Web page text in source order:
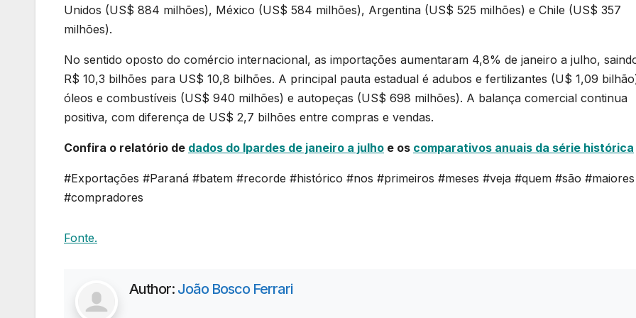
Unidos (US$ 884 milhões), México (US$ 584 milhões), Argentina (US$ 525 milhões) e Chile (US$ 357
milhões).
No sentido oposto do comércio internacional, as importações aumentaram 4,8% de janeiro a julho,
R$ 10,3 bilhões para US$ 10,8 bilhões. A principal pauta estadual é adubos e fertilizantes (U$ 1,09
óleos e combustíveis (US$ 940 milhões) e autopeças (US$ 698 milhões). A balança comercial continua
positiva, com diferença de US$ 2,7 bilhões entre compras e vendas.
Confira o relatório de dados do Ipardes de janeiro a julho e os comparativos anuais da série histórica
#Exportações #Paraná #batem #recorde #histórico #nos #primeiros #meses #veja #quem #são #maiores
#compradores
Fonte.
Author: João Bosco Ferrari